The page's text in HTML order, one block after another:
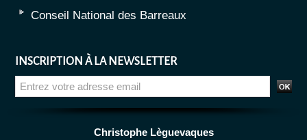
Conseil National des Barreaux
INSCRIPTION À LA NEWSLETTER
Christophe Lèguevaques